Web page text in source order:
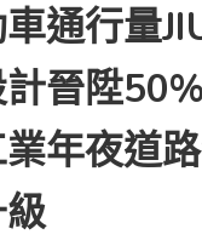
通行量
晉陞
年夜道